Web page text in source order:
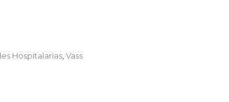
Hospitalarias, Vass